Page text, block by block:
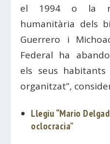
el 1994 o la
humanitària dels
Guerrero i
Federal ha
els seus
organitzat”,
Llegiu “Mario
oclocracia”